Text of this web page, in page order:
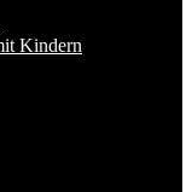
Kindern